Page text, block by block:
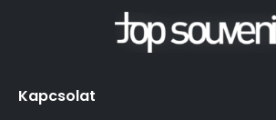
Kapcsolat